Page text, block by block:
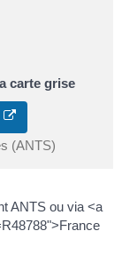
carte grise
(ANTS)
ANTS ou via <a